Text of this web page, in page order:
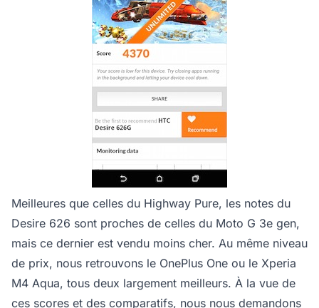
Meilleures que celles du Highway Pure, les notes du
Desire 626 sont proches de celles du Moto G 3e gen,
mais ce dernier est vendu moins cher. Au même niveau
de prix, nous retrouvons le OnePlus One ou le Xperia
M4 Aqua, tous deux largement meilleurs. À la vue de
ces scores et des comparatifs, nous nous demandons